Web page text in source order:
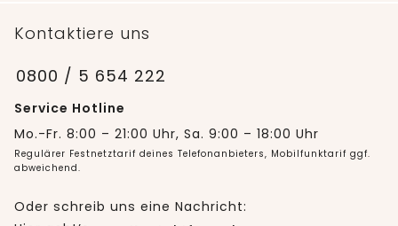
Kontaktiere uns
0800 / 5 654 222
Service Hotline
Mo.-Fr. 8:00 – 21:00 Uhr, Sa. 9:00 – 18:00 Uhr
Regulärer Festnetztarif deines Telefonanbieters, Mobilfunktarif ggf.
abweichend.
Oder schreib uns eine Nachricht: